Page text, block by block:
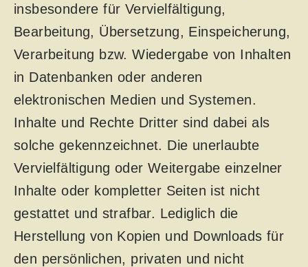
insbesondere für Vervielfältigung,
Bearbeitung, Übersetzung, Einspeicherung,
Verarbeitung bzw. Wiedergabe von Inhalten
in Datenbanken oder anderen
elektronischen Medien und Systemen.
Inhalte und Rechte Dritter sind dabei als
solche gekennzeichnet. Die unerlaubte
Vervielfältigung oder Weitergabe einzelner
Inhalte oder kompletter Seiten ist nicht
gestattet und strafbar. Lediglich die
Herstellung von Kopien und Downloads für
den persönlichen, privaten und nicht